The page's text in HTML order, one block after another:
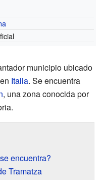
municipio ubicado
Italia. Se encuentra
, una zona conocida por
encuentra?
Tramatza